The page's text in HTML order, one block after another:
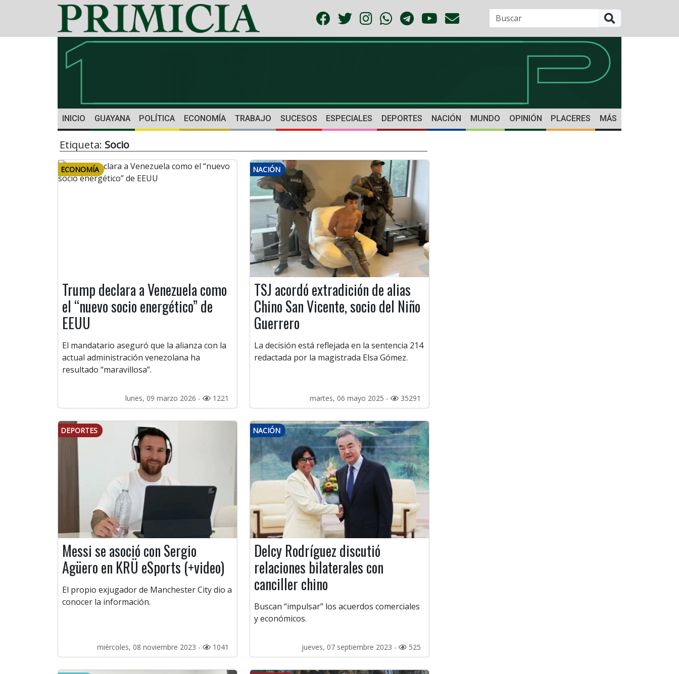
INICIO GUAYANA POLÍTICA ECONOMÍA TRABAJO SUCESOS ESPECIALES DEPORTES NACIÓN MUNDO OPINIÓN PLACERES MÁS
Etiqueta: Socio
ECONOMÍA
Trump declara a Venezuela como
el “nuevo socio energético” de
EEUU
El mandatario aseguró que la alianza con la
actual administración venezolana ha
resultado “maravillosa”.
lunes, 09 marzo 2026 - 1221
NACIÓN
TSJ acordó extradición de alias
Chino San Vicente, socio del Niño
Guerrero
La decisión está reflejada en la sentencia 214
redactada por la magistrada Elsa Gómez.
martes, 06 mayo 2025 - 35291
DEPORTES
Messi se asoció con Sergio
Agüero en KRÜ eSports (+video)
El propio exjugador de Manchester City dio a
conocer la información.
miércoles, 08 noviembre 2023 - 1041
NACIÓN
Delcy Rodríguez discutió
relaciones bilaterales con
canciller chino
Buscan “impulsar” los acuerdos comerciales
y económicos.
jueves, 07 septiembre 2023 - 525